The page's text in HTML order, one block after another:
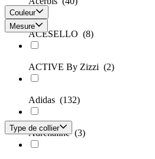
ACESELLO (8)
ACTIVE By Zizzi (2)
Adidas (132)
Adrenaline (3)
Couleur
Mesure
Type de collier